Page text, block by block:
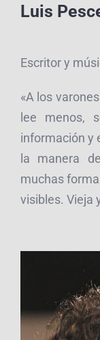
Luis
Escritor y
«A los
lee menos,
información y
la manera
muchas
visibles. Vieja